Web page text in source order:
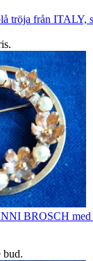
tröja från ITALY,
.
BROSCH med
bud.